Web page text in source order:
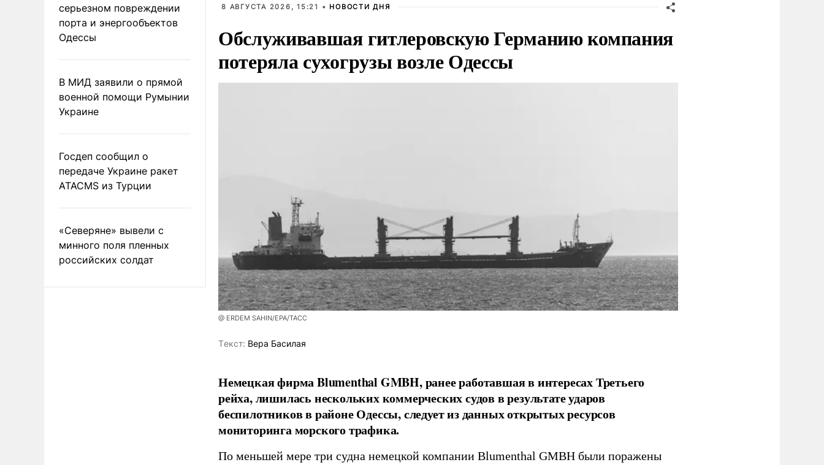
серьезном повреждении
порта и энергообъектов
Одессы
В МИД заявили о прямой
военной помощи Румынии
Украине
Госдеп сообщил о
передаче Украине ракет
ATACMS из Турции
«Северяне» вывели с
минного поля пленных
российских солдат
8 АВГУСТА 2026, 15:21 • НОВОСТИ ДНЯ
Обслуживавшая гитлеровскую Германию компания
потеряла сухогрузы возле Одессы
@ ERDEM SAHIN/EPA/ТАСС
Tекст: Вера Басилая
Немецкая фирма Blumenthal GMBH, ранее работавшая в интересах Третьего
рейха, лишилась нескольких коммерческих судов в результате ударов
беспилотников в районе Одессы, следует из данных открытых ресурсов
мониторинга морского трафика.
По меньшей мере три судна немецкой компании Blumenthal GMBH были поражены